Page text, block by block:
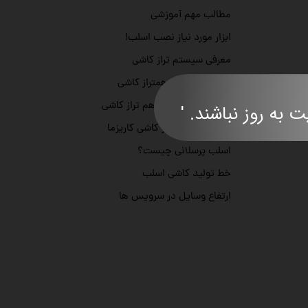
مطالب مهم آموزشی
ابزار مورد نیاز نصب اسلب!
معرفی سیستم تراز کاشی
مقدار مورد نیاز همتراز کاشی
آموزش استفاده از هم تراز کاشی
استاندارد هم تراز کاشی کاریزما
اسلب پرسلانی چیست؟
خط تولید کاشی اسلب
ارتفاع وسایل در سرویس ها
به روز نباشند. '​​​​​​​​​​​​​​